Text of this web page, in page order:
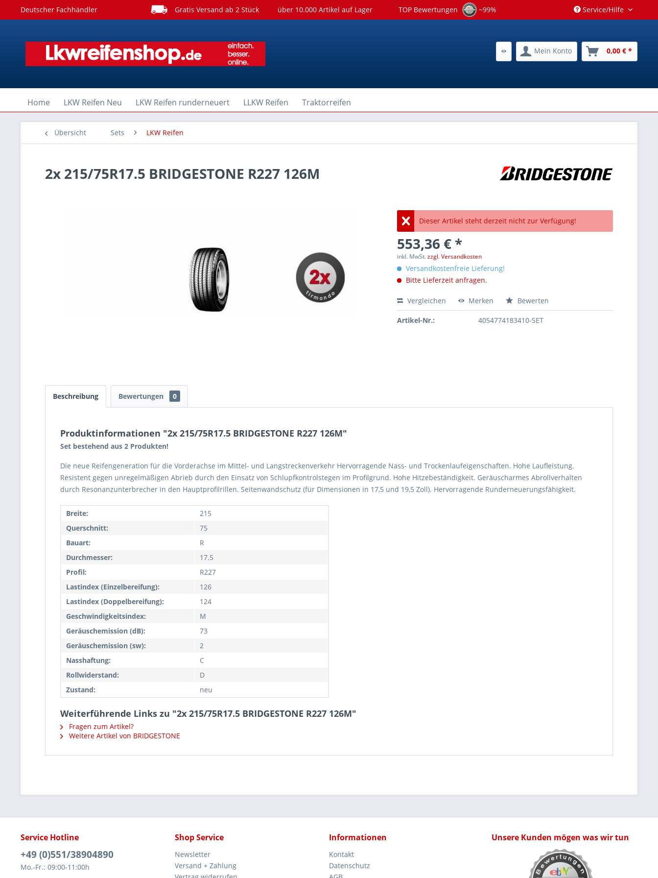
Deutscher Fachhändler Gratis Versand ab 2 Stück über 10.000 Artikel auf Lager TOP Bewertungen ~99% Service/Hilfe
Mein Konto 0,00 € *
Home LKW Reifen Neu LKW Reifen runderneuert LLKW Reifen Traktorreifen
Übersicht Sets LKW Reifen
2x 215/75R17.5 BRIDGESTONE R227 126M
Dieser Artikel steht derzeit nicht zur Verfügung!
553,36 € *
inkl. MwSt.zzgl. Versandkosten
Versandkostenfreie Lieferung!
Bitte Lieferzeit anfragen.
Vergleichen Merken Bewerten
Artikel-Nr.: 4054774183410-SET
Beschreibung Bewertungen 0
Produktinformationen "2x 215/75R17.5 BRIDGESTONE R227 126M"
Set bestehend aus 2 Produkten!
Die neue Reifengeneration für die Vorderachse im Mittel- und Langstreckenverkehr Hervorragende Nass- und Trockenlaufeigenschaften. Hohe Laufleistung.
Resistent gegen unregelmäßigen Abrieb durch den Einsatz von Schlupfkontrolstegen im Profilgrund. Hohe Hitzebeständigkeit. Geräuscharmes Abrollverhalten
durch Resonanzunterbrecher in den Hauptprofilrillen. Seitenwandschutz (für Dimensionen in 17,5 und 19,5 Zoll). Hervorragende Runderneuerungsfähigkeit.
Breite:
215
Querschnitt:
75
Bauart:
R
Durchmesser:
17.5
Profil:
R227
Lastindex (Einzelbereifung):
126
Lastindex (Doppelbereifung):
124
Geschwindigkeitsindex:
M
Geräuschemission (dB):
73
Geräuschemission (sw):
2
Nasshaftung:
C
Rollwiderstand:
D
Zustand:
neu
Weiterführende Links zu "2x 215/75R17.5 BRIDGESTONE R227 126M"
Fragen zum Artikel?
Weitere Artikel von BRIDGESTONE
Service Hotline
+49 (0)551/38904890
Mo.-Fr.: 09:00-11:00h
Shop Service
Newsletter
Versand + Zahlung
Informationen
Kontakt
Datenschutz
Unsere Kunden mögen was wir tun